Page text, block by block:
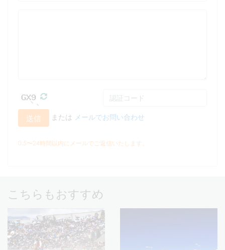
送信 または メールでお問い合わせ
0.5〜24時間以内にメールでご返信いたします。
こちらもおすすめ